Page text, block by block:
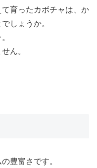
育ったカボチャは、か
しょうか。
ん。
豊富さです。